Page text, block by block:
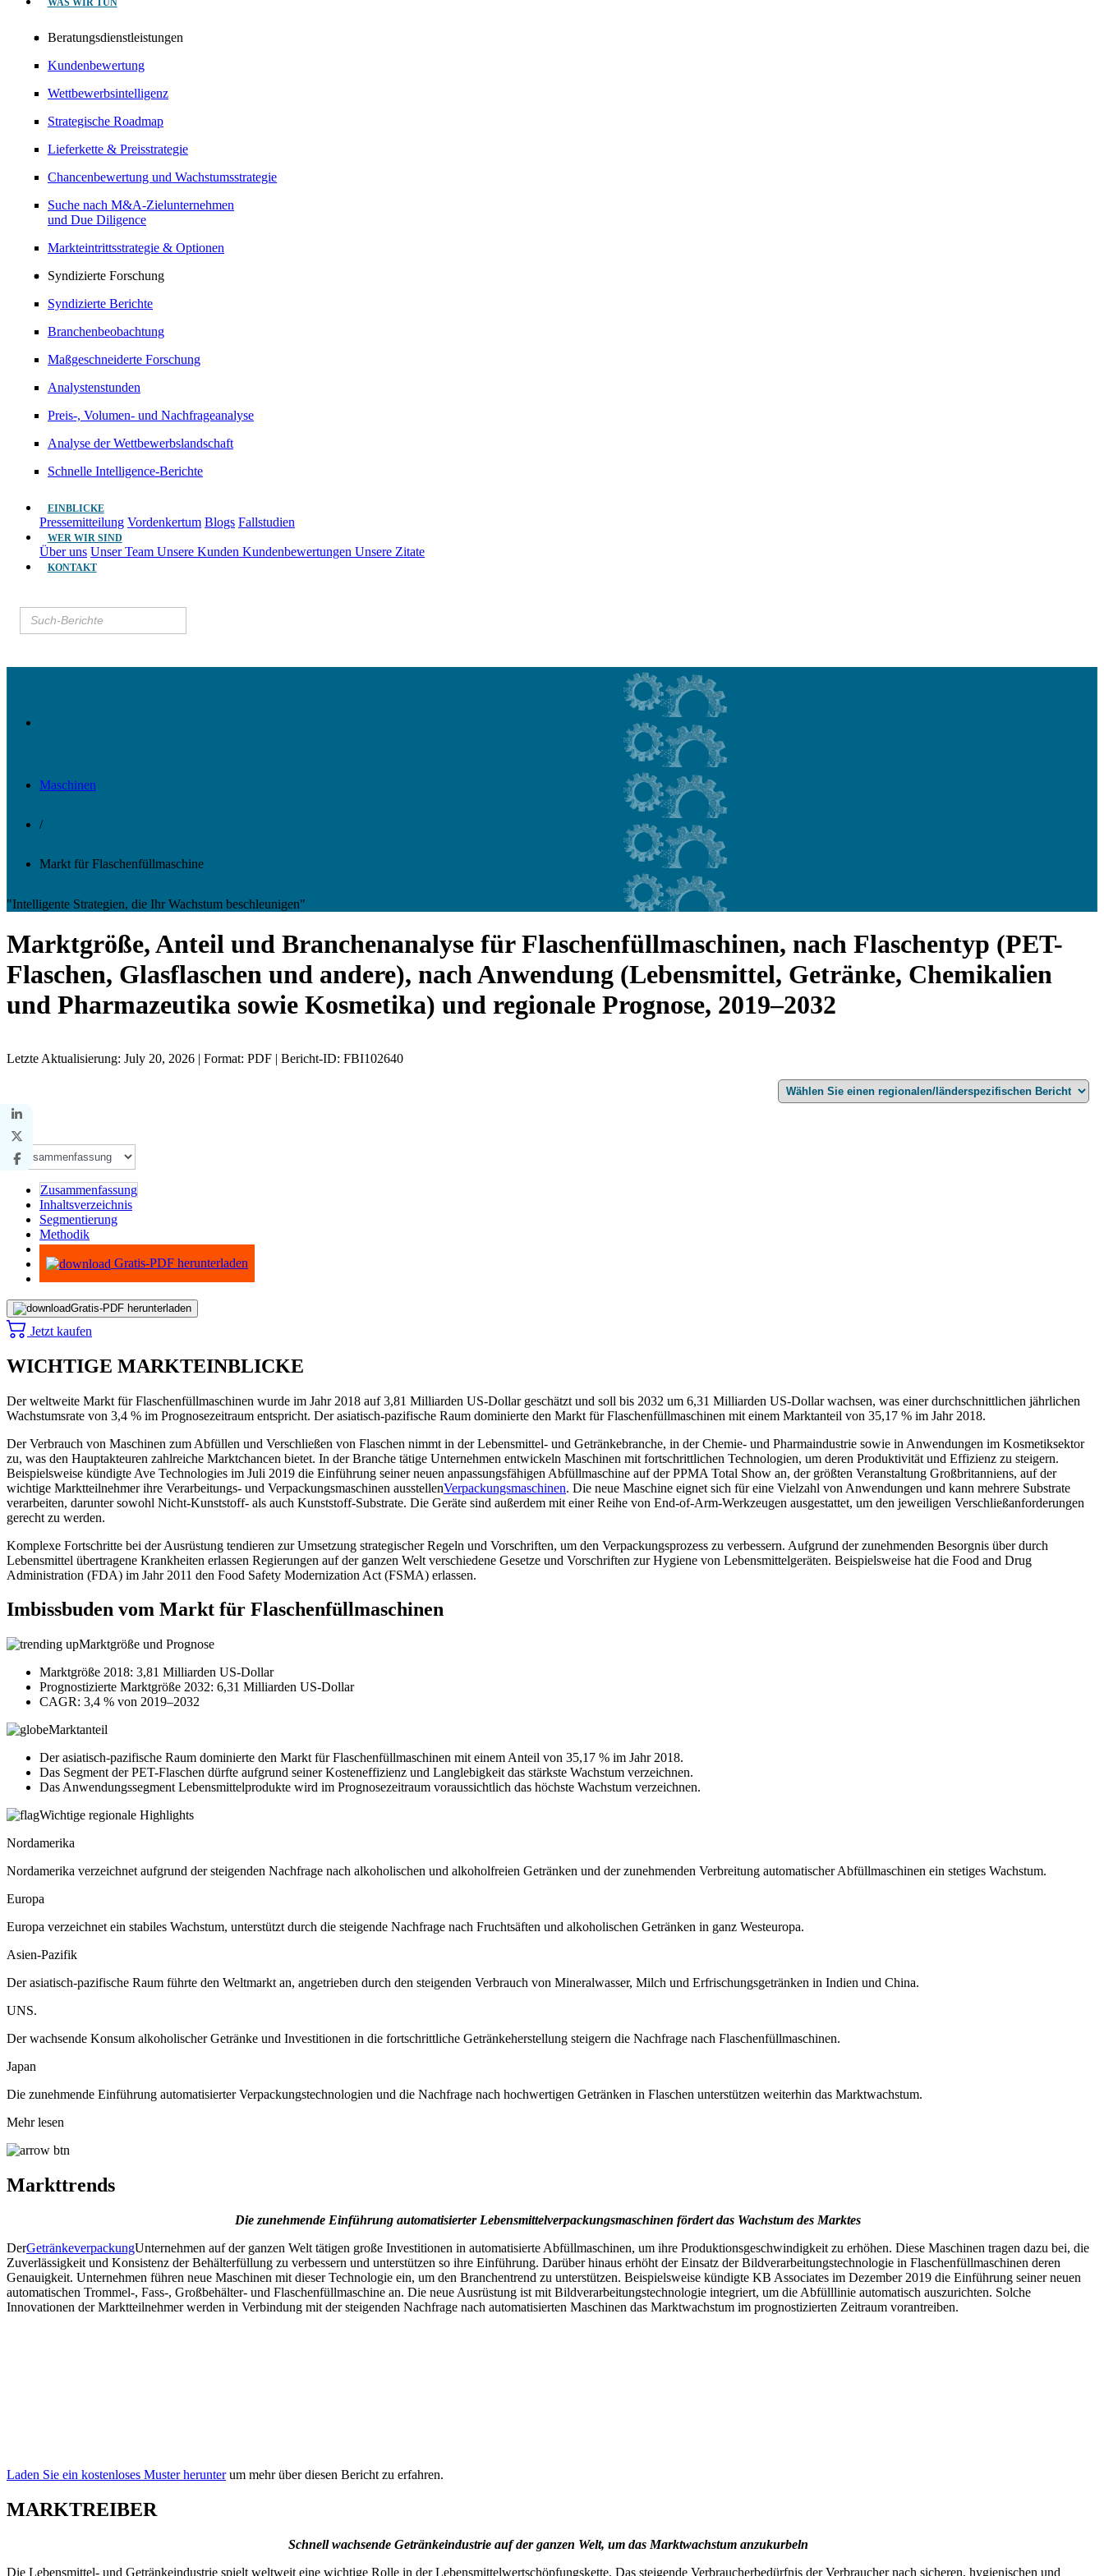
WAS WIR TUN
Beratungsdienstleistungen
Kundenbewertung
Wettbewerbsintelligenz
Strategische Roadmap
Lieferkette & Preisstrategie
Chancenbewertung und Wachstumsstrategie
Suche nach M&A-Zielunternehmen
und Due Diligence
Markteintrittsstrategie & Optionen
Syndizierte Forschung
Syndizierte Berichte
Branchenbeobachtung
Maßgeschneiderte Forschung
Analystenstunden
Preis-, Volumen- und Nachfrageanalyse
Analyse der Wettbewerbslandschaft
Schnelle Intelligence-Berichte
EINBLICKE
Pressemitteilung Vordenkertum Blogs Fallstudien
WER WIR SIND
Über uns Unser Team Unsere Kunden Kundenbewertungen Unsere Zitate
KONTAKT
Maschinen
/
Markt für Flaschenfüllmaschine
"Intelligente Strategien, die Ihr Wachstum beschleunigen"
Marktgröße, Anteil und Branchenanalyse für Flaschenfüllmaschinen, nach Flaschentyp (PET-
Flaschen, Glasflaschen und andere), nach Anwendung (Lebensmittel, Getränke, Chemikalien
und Pharmazeutika sowie Kosmetika) und regionale Prognose, 2019–2032
Letzte Aktualisierung: July 20, 2026 | Format: PDF | Bericht-ID: FBI102640
Zusammenfassung
Inhaltsverzeichnis
Segmentierung
Methodik
Infografiken
Gratis-PDF herunterladen
Gratis-PDF herunterladen
Jetzt kaufen
WICHTIGE MARKTEINBLICKE
Der weltweite Markt für Flaschenfüllmaschinen wurde im Jahr 2018 auf 3,81 Milliarden US-Dollar geschätzt und soll bis 2032 um 6,31 Milliarden US-Dollar wachsen, was einer durchschnittlichen jährlichen
Wachstumsrate von 3,4 % im Prognosezeitraum entspricht. Der asiatisch-pazifische Raum dominierte den Markt für Flaschenfüllmaschinen mit einem Marktanteil von 35,17 % im Jahr 2018.
Der Verbrauch von Maschinen zum Abfüllen und Verschließen von Flaschen nimmt in der Lebensmittel- und Getränkebranche, in der Chemie- und Pharmaindustrie sowie in Anwendungen im Kosmetiksektor
zu, was den Hauptakteuren zahlreiche Marktchancen bietet. In der Branche tätige Unternehmen entwickeln Maschinen mit fortschrittlichen Technologien, um deren Produktivität und Effizienz zu steigern.
Beispielsweise kündigte Ave Technologies im Juli 2019 die Einführung seiner neuen anpassungsfähigen Abfüllmaschine auf der PPMA Total Show an, der größten Veranstaltung Großbritanniens, auf der
wichtige Marktteilnehmer ihre Verarbeitungs- und Verpackungsmaschinen ausstellenVerpackungsmaschinen. Die neue Maschine eignet sich für eine Vielzahl von Anwendungen und kann mehrere Substrate
verarbeiten, darunter sowohl Nicht-Kunststoff- als auch Kunststoff-Substrate. Die Geräte sind außerdem mit einer Reihe von End-of-Arm-Werkzeugen ausgestattet, um den jeweiligen Verschließanforderungen
gerecht zu werden.
Komplexe Fortschritte bei der Ausrüstung tendieren zur Umsetzung strategischer Regeln und Vorschriften, um den Verpackungsprozess zu verbessern. Aufgrund der zunehmenden Besorgnis über durch
Lebensmittel übertragene Krankheiten erlassen Regierungen auf der ganzen Welt verschiedene Gesetze und Vorschriften zur Hygiene von Lebensmittelgeräten. Beispielsweise hat die Food and Drug
Administration (FDA) im Jahr 2011 den Food Safety Modernization Act (FSMA) erlassen.
Imbissbuden vom Markt für Flaschenfüllmaschinen
Marktgröße und Prognose
Marktgröße 2018: 3,81 Milliarden US-Dollar
Prognostizierte Marktgröße 2032: 6,31 Milliarden US-Dollar
CAGR: 3,4 % von 2019–2032
Marktanteil
Der asiatisch-pazifische Raum dominierte den Markt für Flaschenfüllmaschinen mit einem Anteil von 35,17 % im Jahr 2018.
Das Segment der PET-Flaschen dürfte aufgrund seiner Kosteneffizienz und Langlebigkeit das stärkste Wachstum verzeichnen.
Das Anwendungssegment Lebensmittelprodukte wird im Prognosezeitraum voraussichtlich das höchste Wachstum verzeichnen.
Wichtige regionale Highlights
Nordamerika
Nordamerika verzeichnet aufgrund der steigenden Nachfrage nach alkoholischen und alkoholfreien Getränken und der zunehmenden Verbreitung automatischer Abfüllmaschinen ein stetiges Wachstum.
Europa
Europa verzeichnet ein stabiles Wachstum, unterstützt durch die steigende Nachfrage nach Fruchtsäften und alkoholischen Getränken in ganz Westeuropa.
Asien-Pazifik
Der asiatisch-pazifische Raum führte den Weltmarkt an, angetrieben durch den steigenden Verbrauch von Mineralwasser, Milch und Erfrischungsgetränken in Indien und China.
UNS.
Der wachsende Konsum alkoholischer Getränke und Investitionen in die fortschrittliche Getränkeherstellung steigern die Nachfrage nach Flaschenfüllmaschinen.
Japan
Die zunehmende Einführung automatisierter Verpackungstechnologien und die Nachfrage nach hochwertigen Getränken in Flaschen unterstützen weiterhin das Marktwachstum.
Mehr lesen
Markttrends
Die zunehmende Einführung automatisierter Lebensmittelverpackungsmaschinen fördert das Wachstum des Marktes
DerGetränkeverpackungUnternehmen auf der ganzen Welt tätigen große Investitionen in automatisierte Abfüllmaschinen, um ihre Produktionsgeschwindigkeit zu erhöhen. Diese Maschinen tragen dazu bei, die
Zuverlässigkeit und Konsistenz der Behälterfüllung zu verbessern und unterstützen so ihre Einführung. Darüber hinaus erhöht der Einsatz der Bildverarbeitungstechnologie in Flaschenfüllmaschinen deren
Genauigkeit. Unternehmen führen neue Maschinen mit dieser Technologie ein, um den Branchentrend zu unterstützen. Beispielsweise kündigte KB Associates im Dezember 2019 die Einführung seiner neuen
automatischen Trommel-, Fass-, Großbehälter- und Flaschenfüllmaschine an. Die neue Ausrüstung ist mit Bildverarbeitungstechnologie integriert, um die Abfülllinie automatisch auszurichten. Solche
Innovationen der Marktteilnehmer werden in Verbindung mit der steigenden Nachfrage nach automatisierten Maschinen das Marktwachstum im prognostizierten Zeitraum vorantreiben.
Laden Sie ein kostenloses Muster herunterum mehr über diesen Bericht zu erfahren.
MARKTREIBER
Schnell wachsende Getränkeindustrie auf der ganzen Welt, um das Marktwachstum anzukurbeln
Die Lebensmittel- und Getränkeindustrie spielt weltweit eine wichtige Rolle in der Lebensmittelwertschöpfungskette. Das steigende Verbraucherbedürfnis der Verbraucher nach sicheren, hygienischen und